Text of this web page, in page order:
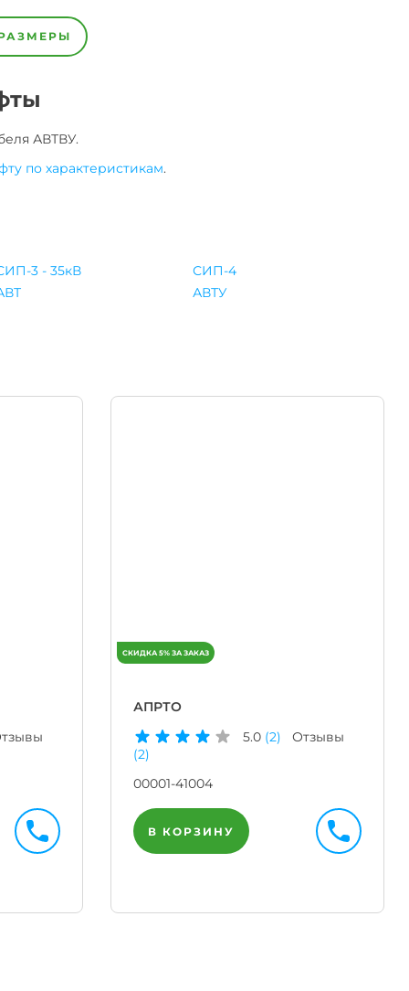
АВТВУ.
по характеристикам.
3 - 35кВ
СИП-4
АВТУ
АПРТО
5.0 (2)
Отзывы
(2)
00001-41004
В КОРЗИНУ